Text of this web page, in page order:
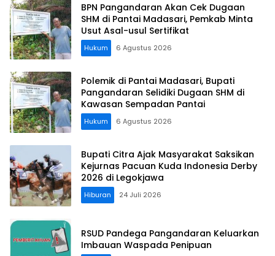
BPN Pangandaran Akan Cek Dugaan
SHM di Pantai Madasari, Pemkab Minta
Usut Asal-usul Sertifikat
Hukum 6 Agustus 2026
Polemik di Pantai Madasari, Bupati
Pangandaran Selidiki Dugaan SHM di
Kawasan Sempadan Pantai
Hukum 6 Agustus 2026
Bupati Citra Ajak Masyarakat Saksikan
Kejurnas Pacuan Kuda Indonesia Derby
2026 di Legokjawa
Hiburan 24 Juli 2026
RSUD Pandega Pangandaran Keluarkan
Imbauan Waspada Penipuan